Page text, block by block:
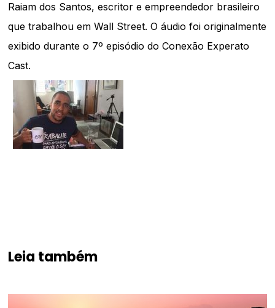
Raiam dos Santos, escritor e empreendedor brasileiro
que trabalhou em Wall Street. O áudio foi originalmente
exibido durante o 7º episódio do Conexão Experato
Cast.
Leia também